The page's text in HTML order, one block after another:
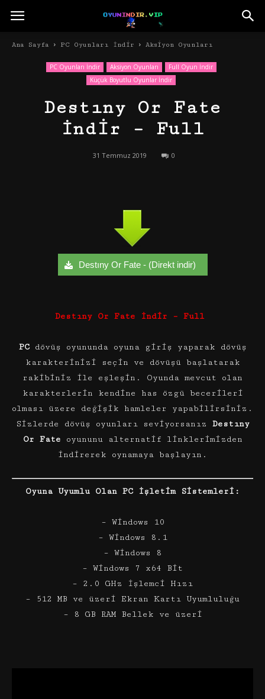
Ana Sayfa PC Oyunları İndir Aksiyon Oyunları
PC Oyunları İndir Aksiyon Oyunları
Full Oyun İndir
Küçük Boyutlu Oyunlar İndir
Destıny Or Fate
İndir – Full
31 Temmuz 2019 0
Destıny Or Fate - (Direkt indir)
Destıny Or Fate İndir – Full
PCdövüş oyununda oyuna giriş yaparak dövüş
karakterinizi seçin ve dövüşü başlatarak
rakibiniz ile eşleşin. Oyunda mevcut olan
karakterlerin kendine has özgü becerileri
olması üzere değişik hamleler yapabilirsiniz.
Sizlerde dövüş oyunları seviyorsanız Destıny
Or Fate oyununu alternatif linklerimizden
indirerek oynamaya başlayın.
Oyuna Uyumlu Olan PC İşletim Sistemleri:
– Windows 10
– Windows 8.1
– Windows 8
– Windows 7 x64 Bit
– 2.0 GHz İşlemci Hızı
– 512 MB ve üzeri Ekran Kartı Uyumluluğu
– 8 GB RAM Bellek ve üzeri